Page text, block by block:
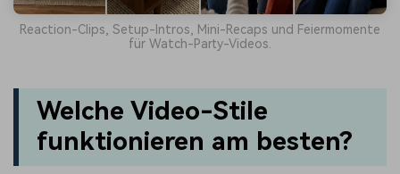
Reaction-Clips, Setup-Intros, Mini-Recaps und Feiermomente
für Watch-Party-Videos.
Welche Video-Stile
funktionieren am besten?